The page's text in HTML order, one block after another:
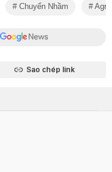
Chuyển Nhầm
Sao chép link